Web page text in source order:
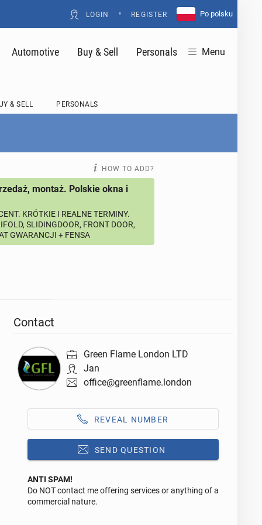
LOGIN • REGISTER Po polsku
Automotive Buy & Sell Personals Menu
& SELL PERSONALS
HOW TO ADD?
montaż. Polskie okna i
KRÓTKIE I REALNE TERMINY.
SLIDINGDOOR, FRONT DOOR,
GWARANCJI + FENSA
Contact
Green Flame London LTD
Jan
office@greenflame.london
REVEAL NUMBER
SEND QUESTION
Reply to this ad
ANTI SPAM!
Do NOT contact me offering services or anything of a
commercial nature.